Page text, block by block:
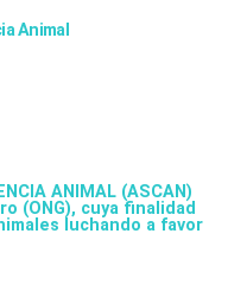
Animal
ANIMAL (ASCAN)
(ONG), cuya finalidad
luchando a favor